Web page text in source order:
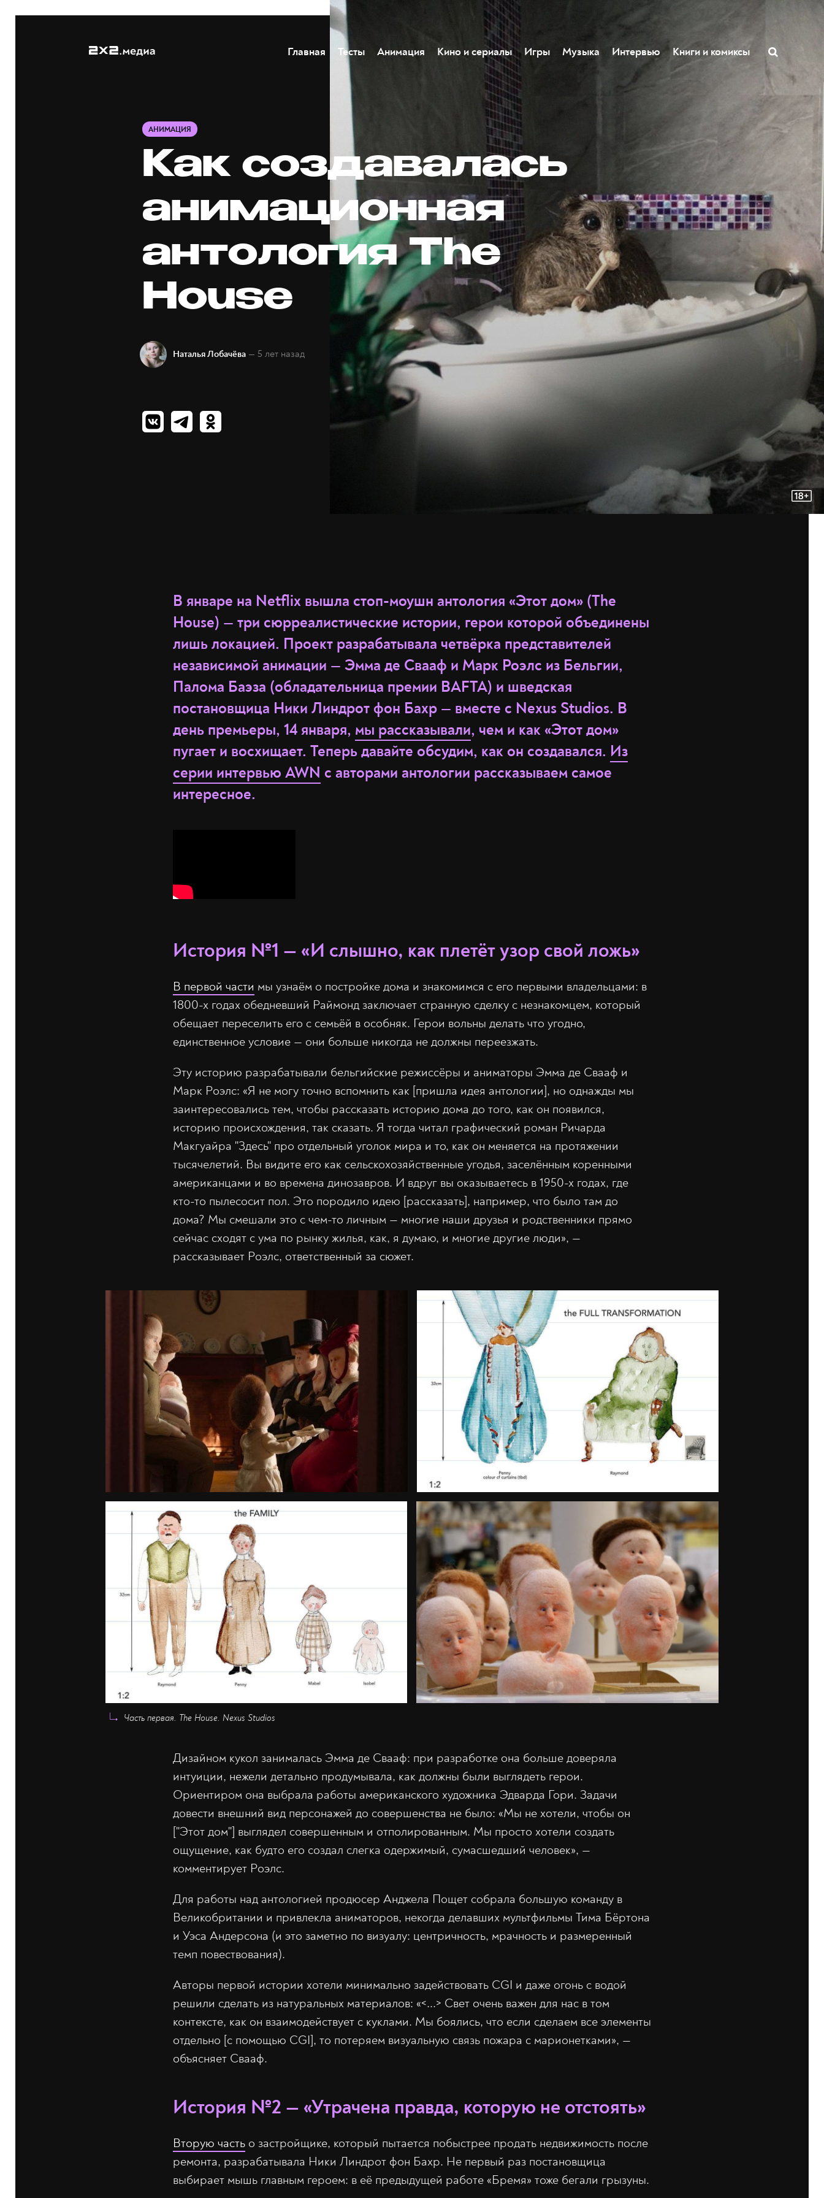
Главная Тесты Анимация Кино и сериалы Игры Музыка Интервью Книги и комиксы
АНИМАЦИЯ
Как создавалась
анимационная
антология The
House
Наталья Лобачёва — 5 лет назад
В январе на Netflix вышла стоп-моушн антология «Этот дом» (The
House) — три сюрреалистические истории, герои которой объединены
лишь локацией. Проект разрабатывала четвёрка представителей
независимой анимации — Эмма де Свааф и Марк Роэлс из Бельгии,
Палома Баэза (обладательница премии BAFTA) и шведская
постановщица Ники Линдрот фон Бахр — вместе с Nexus Studios. В
день премьеры, 14 января, мы рассказывали, чем и как «Этот дом»
пугает и восхищает. Теперь давайте обсудим, как он создавался. Из
серии интервью AWN с авторами антологии рассказываем самое
интересное.
История №1 — «И слышно, как плетёт узор свой ложь»
В первой части мы узнаём о постройке дома и знакомимся с его первыми владельцами: в
1800-х годах обедневший Раймонд заключает странную сделку с незнакомцем, который
обещает переселить его с семьёй в особняк. Герои вольны делать что угодно,
единственное условие — они больше никогда не должны переезжать.
Эту историю разрабатывали бельгийские режиссёры и аниматоры Эмма де Свааф и
Марк Роэлс: «Я не могу точно вспомнить как [пришла идея антологии], но однажды мы
заинтересовались тем, чтобы рассказать историю дома до того, как он появился,
историю происхождения, так сказать. Я тогда читал графический роман Ричарда
Макгуайра "Здесь" про отдельный уголок мира и то, как он меняется на протяжении
тысячелетий. Вы видите его как сельскохозяйственные угодья, заселённым коренными
американцами и во времена динозавров. И вдруг вы оказываетесь в 1950-х годах, где
кто-то пылесосит пол. Это породило идею [рассказать], например, что было там до
дома? Мы смешали это с чем-то личным — многие наши друзья и родственники прямо
сейчас сходят с ума по рынку жилья, как, я думаю, и многие другие люди», —
рассказывает Роэлс, ответственный за сюжет.
Часть первая. The House. Nexus Studios
Дизайном кукол занималась Эмма де Свааф: при разработке она больше доверяла
интуиции, нежели детально продумывала, как должны были выглядеть герои.
Ориентиром она выбрала работы американского художника Эдварда Гори. Задачи
довести внешний вид персонажей до совершенства не было: «Мы не хотели, чтобы он
["Этот дом"] выглядел совершенным и отполированным. Мы просто хотели создать
ощущение, как будто его создал слегка одержимый, сумасшедший человек», —
комментирует Роэлс.
Для работы над антологией продюсер Анджела Пощет собрала большую команду в
Великобритании и привлекла аниматоров, некогда делавших мультфильмы Тима Бёртона
и Уэса Андерсона (и это заметно по визуалу: центричность, мрачность и размеренный
темп повествования).
Авторы первой истории хотели минимально задействовать CGI и даже огонь с водой
решили сделать из натуральных материалов: «<...> Свет очень важен для нас в том
контексте, как он взаимодействует с куклами. Мы боялись, что если сделаем все элементы
отдельно [с помощью CGI], то потеряем визуальную связь пожара с марионетками», —
объясняет Свааф.
История №2 — «Утрачена правда, которую не отстоять»
Вторую часть о застройщике, который пытается побыстрее продать недвижимость после
ремонта, разрабатывала Ники Линдрот фон Бахр. Не первый раз постановщица
выбирает мышь главным героем: в её предыдущей работе «Бремя» тоже бегали грызуны.